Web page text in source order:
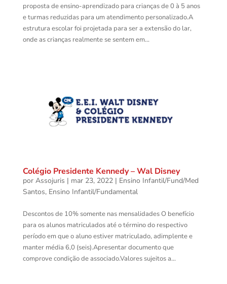
proposta de ensino-aprendizado para crianças de 0 à 5 anos
e turmas reduzidas para um atendimento personalizado.A
estrutura escolar foi projetada para ser a extensão do lar,
onde as crianças realmente se sentem em...
Colégio Presidente Kennedy – Wal Disney
por Assojuris | mar 23, 2022| Ensino Infantil/Fund/Med
Santos, Ensino Infantil/Fundamental
Descontos de 10% somente nas mensalidades O benefício
para os alunos matriculados até o término do respectivo
período em que o aluno estiver matriculado, adimplente e
manter média 6,0 (seis).Apresentar documento que
comprove condição de associado.Valores sujeitos a...